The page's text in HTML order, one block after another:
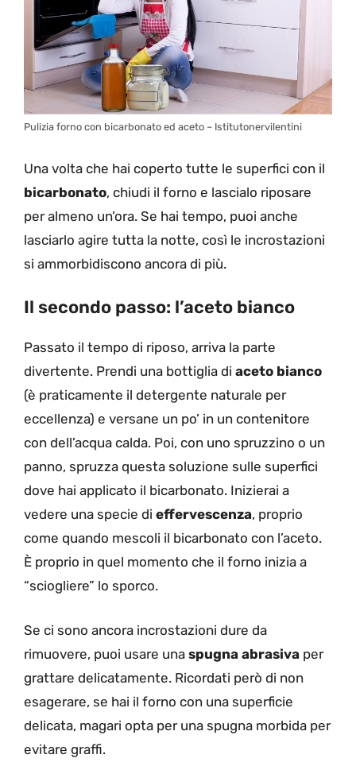
Pulizia forno con bicarbonato ed aceto – Istitutonervilentini
Una volta che hai coperto tutte le superfici con il
bicarbonato, chiudi il forno e lascialo riposare
per almeno un’ora. Se hai tempo, puoi anche
lasciarlo agire tutta la notte, così le incrostazioni
si ammorbidiscono ancora di più.
Il secondo passo: l’aceto bianco
Passato il tempo di riposo, arriva la parte
divertente. Prendi una bottiglia di aceto bianco
(è praticamente il detergente naturale per
eccellenza) e versane un po’ in un contenitore
con dell’acqua calda. Poi, con uno spruzzino o un
panno, spruzza questa soluzione sulle superfici
dove hai applicato il bicarbonato. Inizierai a
vedere una specie di effervescenza, proprio
come quando mescoli il bicarbonato con l’aceto.
È proprio in quel momento che il forno inizia a
“sciogliere” lo sporco.
Se ci sono ancora incrostazioni dure da
rimuovere, puoi usare una spugna abrasiva per
grattare delicatamente. Ricordati però di non
esagerare, se hai il forno con una superficie
delicata, magari opta per una spugna morbida per
evitare graffi.